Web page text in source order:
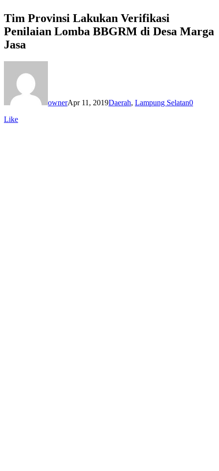
Tim Provinsi Lakukan Verifikasi
Penilaian Lomba BBGRM di Desa Marga
Jasa
ownerApr 11, 2019Daerah, Lampung Selatan0
Like